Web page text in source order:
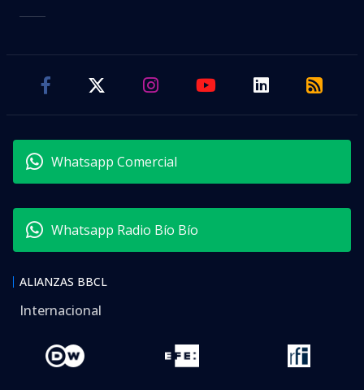
Whatsapp Comercial
Whatsapp Radio Bío Bío
ALIANZAS BBCL
Internacional